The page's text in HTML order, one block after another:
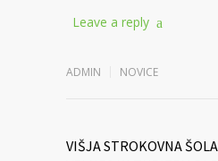
Leave a reply
ADMIN NOVICE
VIŠJA STROKOVNA